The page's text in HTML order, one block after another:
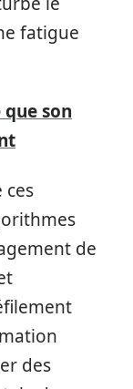
fatigue
son
ces
de
des